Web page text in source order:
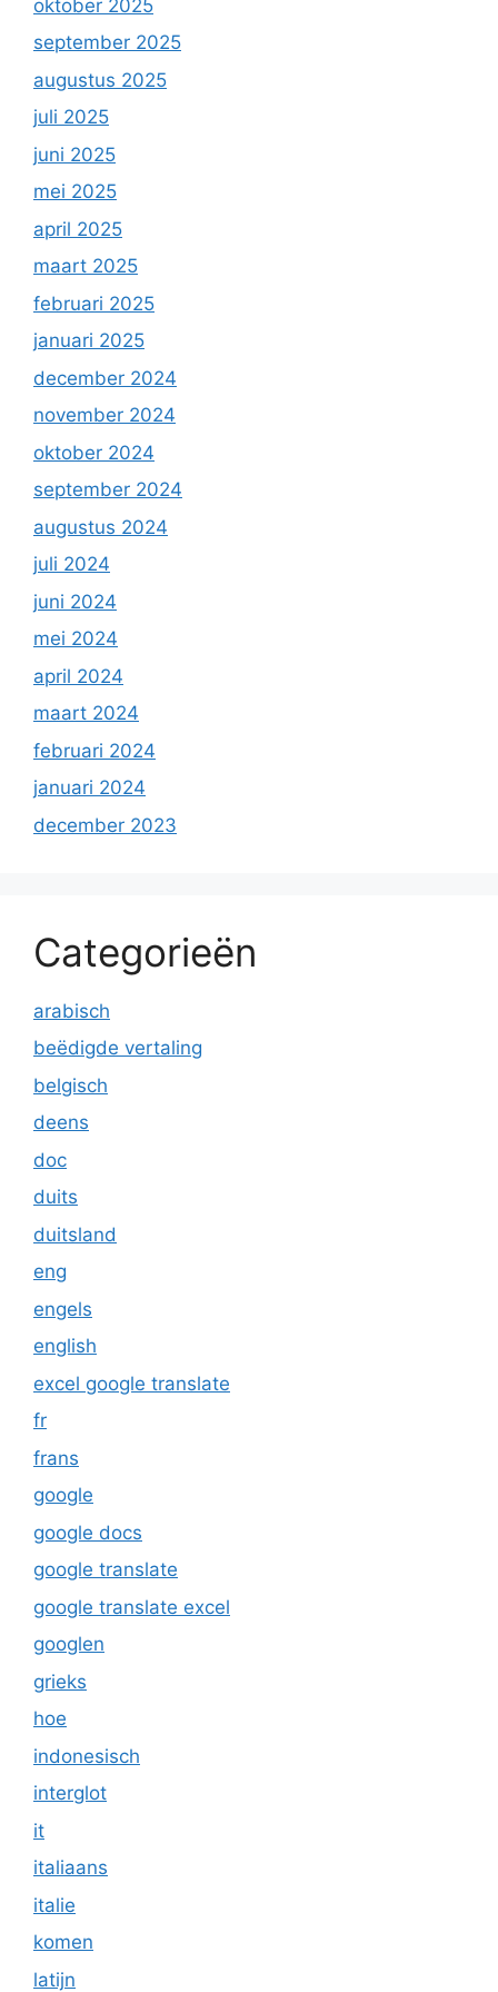
oktober 2025
september 2025
augustus 2025
juli 2025
juni 2025
mei 2025
april 2025
maart 2025
februari 2025
januari 2025
december 2024
november 2024
oktober 2024
september 2024
augustus 2024
juli 2024
juni 2024
mei 2024
april 2024
maart 2024
februari 2024
januari 2024
december 2023
Categorieën
arabisch
beëdigde vertaling
belgisch
deens
doc
duits
duitsland
eng
engels
english
excel google translate
fr
frans
google
google docs
google translate
google translate excel
googlen
grieks
hoe
indonesisch
interglot
it
italiaans
italie
komen
latijn